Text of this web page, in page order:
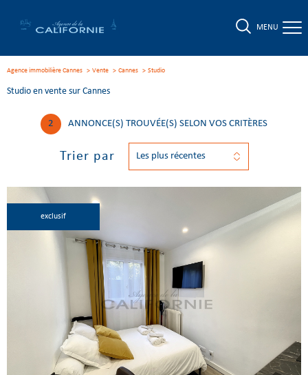
MENU
Agence immobilière Cannes Vente Cannes studio
Studio en vente sur Cannes
2 ANNONCE(S) TROUVÉE(S) SELON VOS CRITÈRES
Trier par Les plus récentes
exclusif
Voir le
bien